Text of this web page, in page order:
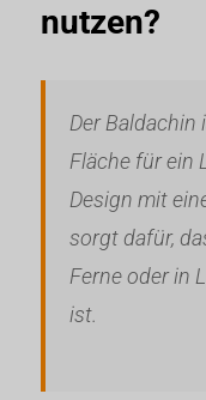
nutzen?
Der
Fläche für ein
Design mit
sorgt dafür,
Ferne oder in
ist.